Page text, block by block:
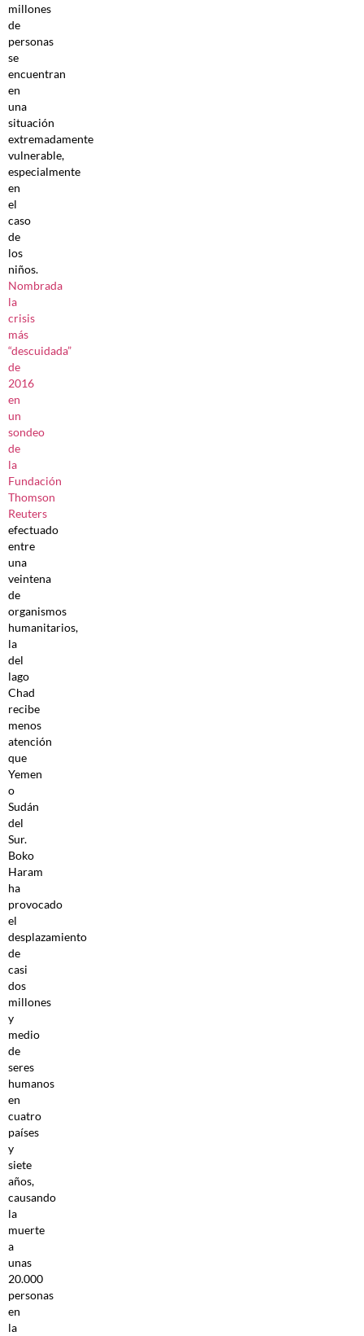
millones
de
personas
se
encuentran
en
una
situación
extremadamente
vulnerable,
especialmente
en
el
caso
de
los
niños.
Nombrada
la
crisis
más
“descuidada”
de
2016
en
un
sondeo
de
la
Fundación
Thomson
Reuters
efectuado
entre
una
veintena
de
organismos
humanitarios,
la
del
lago
Chad
recibe
menos
atención
que
Yemen
o
Sudán
del
Sur.
Boko
Haram
ha
provocado
el
desplazamiento
de
casi
dos
millones
y
medio
de
seres
humanos
en
cuatro
países
y
siete
años,
causando
la
muerte
a
unas
20.000
personas
en
la